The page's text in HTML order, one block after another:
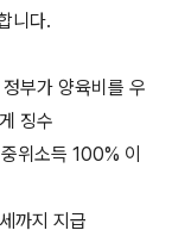
니다.
부가 양육비를 우
징수
위소득 100% 이
까지 지급